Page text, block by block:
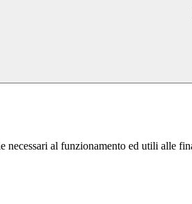
al funzionamento ed utili alle